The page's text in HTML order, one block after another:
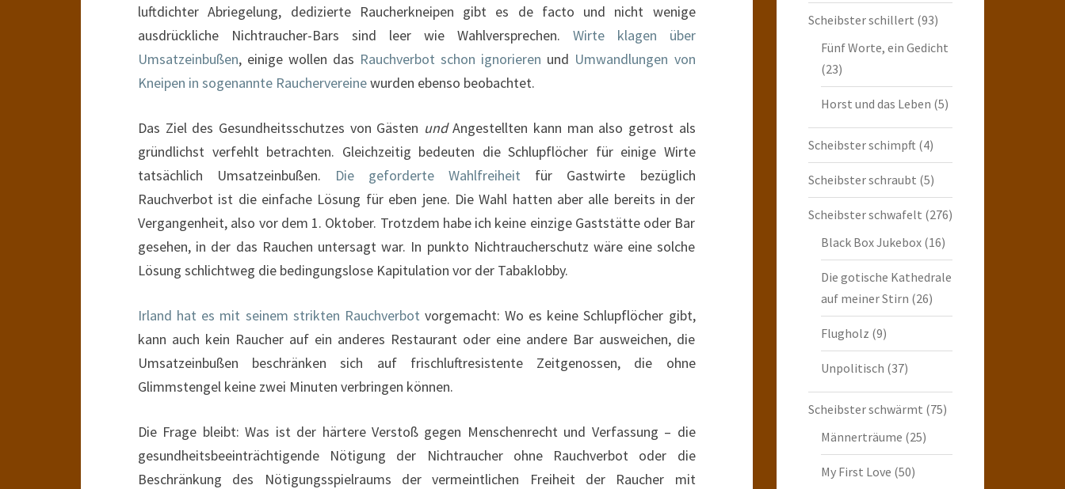
luftdichter Abriegelung, dedizierte Raucherkneipen gibt es de facto und nicht wenige
ausdrückliche Nichtraucher-Bars sind leer wie Wahlversprechen. Wirte klagen über
Umsatzeinbußen, einige wollen das Rauchverbot schon ignorieren und Umwandlungen von
Kneipen in sogenannte Rauchervereinewurden ebenso beobachtet.
Das Ziel des Gesundheitsschutzes von Gästen undAngestellten kann man also getrost als
gründlichst verfehlt betrachten. Gleichzeitig bedeuten die Schlupflöcher für einige Wirte
tatsächlich Umsatzeinbußen. Die geforderte Wahlfreiheit für Gastwirte bezüglich
Rauchverbot ist die einfache Lösung für eben jene. Die Wahl hatten aber alle bereits in der
Vergangenheit, also vor dem 1. Oktober. Trotzdem habe ich keine einzige Gaststätte oder Bar
gesehen, in der das Rauchen untersagt war. In punkto Nichtraucherschutz wäre eine solche
Lösung schlichtweg die bedingungslose Kapitulation vor der Tabaklobby.
Irland hat es mit seinem strikten Rauchverbot vorgemacht: Wo es keine Schlupflöcher gibt,
kann auch kein Raucher auf ein anderes Restaurant oder eine andere Bar ausweichen, die
Umsatzeinbußen beschränken sich auf frischluftresistente Zeitgenossen, die ohne
Glimmstengel keine zwei Minuten verbringen können.
Die Frage bleibt: Was ist der härtere Verstoß gegen Menschenrecht und Verfassung – die
gesundheitsbeeinträchtigende Nötigung der Nichtraucher ohne Rauchverbot oder die
Beschränkung des Nötigungsspielraums der vermeintlichen Freiheit der Raucher mit
Scheibster schillert (93)
Fünf Worte, ein Gedicht
(23)
Horst und das Leben (5)
Scheibster schimpft (4)
Scheibster schraubt (5)
Scheibster schwafelt (276)
Black Box Jukebox(16)
Die gotische Kathedrale
auf meiner Stirn (26)
Flugholz (9)
Unpolitisch (37)
Scheibster schwärmt (75)
Männerträume (25)
My First Love (50)